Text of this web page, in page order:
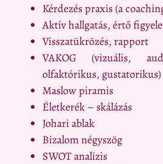
Kérdezés praxis (a
Aktív hallgatás, értő
Visszatükrözés, rapport
VAKOG (vizuális,
olfaktórikus, gustatorikus)
Maslow piramis
Életkerék – skálázás
Johari ablak
Bizalom négyszög
SWOT analízis